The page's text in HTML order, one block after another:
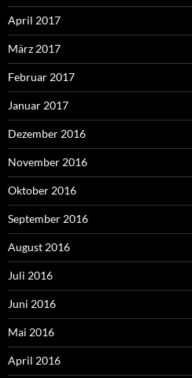
April 2017
März 2017
Februar 2017
Januar 2017
Dezember 2016
November 2016
Oktober 2016
September 2016
August 2016
Juli 2016
Juni 2016
Mai 2016
April 2016